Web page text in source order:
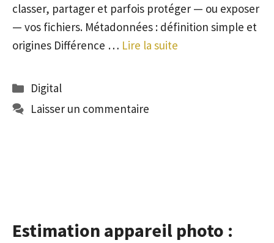
classer, partager et parfois protéger — ou exposer
— vos fichiers. Métadonnées : définition simple et
origines Différence … Lire la suite
Catégories
Digital
Laisser un commentaire
Estimation appareil photo :